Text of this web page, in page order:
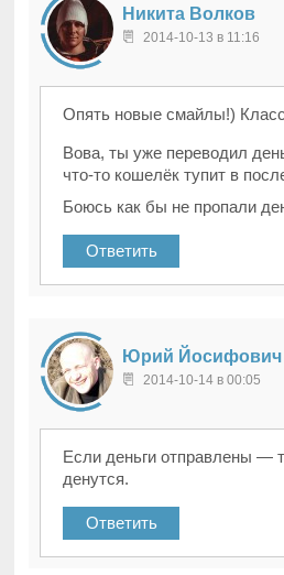
Никита Волков
2014-10-13 в 11:16
Опять новые смайлы!)
Вова, ты уже переводил
что-то кошелёк тупит в
Боюсь как бы не пропали
Ответить
Юрий Йосифович
2014-10-14 в 00:05
Если деньги отправлены —
денутся.
Ответить